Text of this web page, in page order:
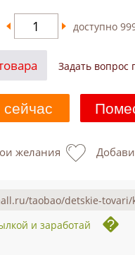
доступно
Задать вопрос
сейчас
желания
и заработай